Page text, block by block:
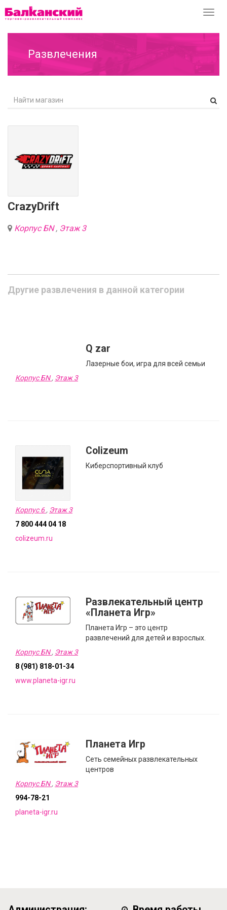
Развлечения
CrazyDrift
Корпус БN, Этаж 3
Другие развлечения в данной категории
Q zar
Лазерные бои, игра для всей семьи
Корпус БN, Этаж 3
Colizeum
Киберспортивный клуб
Корпус 6, Этаж 3
7 800 444 04 18
colizeum.ru
Развлекательный центр
«Планета Игр»
Планета Игр – это центр
развлечений для детей и взрослых.
Корпус БN, Этаж 3
8 (981) 818-01-34
www.planeta-igr.ru
Планета Игр
Сеть семейных развлекательных
центров
Корпус БN, Этаж 3
994-78-21
planeta-igr.ru